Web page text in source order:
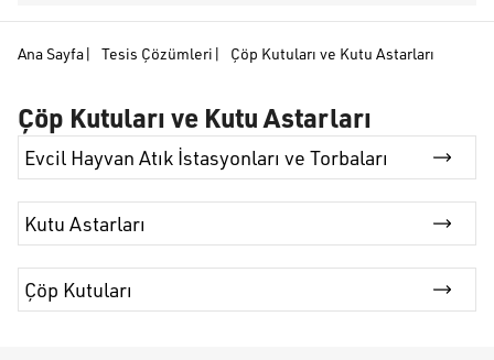
Ana Sayfa| Tesis Çözümleri | Çöp Kutuları ve Kutu Astarları
Çöp Kutuları ve Kutu Astarları
Evcil Hayvan Atık İstasyonları ve Torbaları
Kutu Astarları
Çöp Kutuları